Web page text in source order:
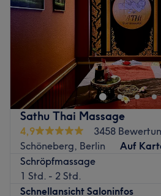
Sathu Thai Massage
4,9
3458
Schöneberg, Berlin
Auf
Schröpfmassage
1 Std. - 2 Std.
Schnellansicht Saloninfos